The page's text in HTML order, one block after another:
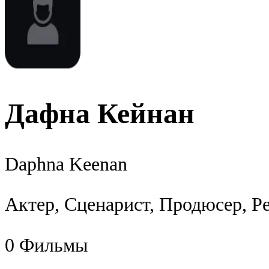
Дафна Кейнан
Daphna Keenan
Актер, Сценарист, Продюсер,
0 Фильмы